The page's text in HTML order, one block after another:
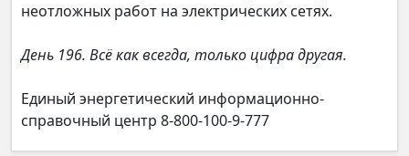
неотложных работ на электрических сетях.
День 196. Всё как всегда, только цифра другая.
Единый энергетический информационно-
справочный центр 8-800-100-9-777